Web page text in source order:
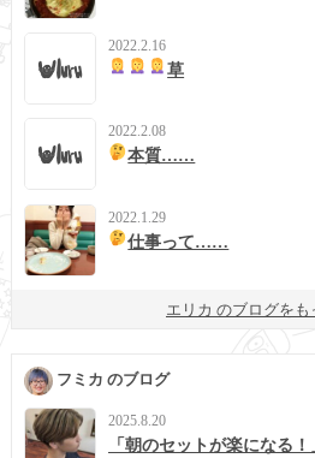
2022.2.16
草
2022.2.08
本質……
2022.1.29
仕事って……
エリカ のブログをも
フミカ のブログ
2025.8.20
「朝のセットが楽になる